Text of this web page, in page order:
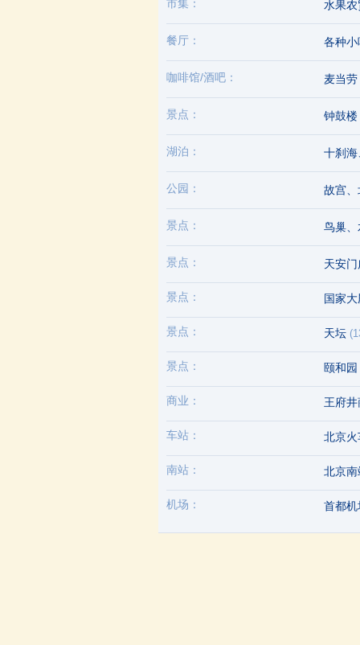
市集： 水果
餐厅： 各种
咖啡馆/酒吧： 麦当劳
景点： 钟鼓楼
湖泊： 十刹
公园： 故宫
景点： 鸟巢
景点： 天安
景点： 国家
景点： 天坛
景点： 颐和园
商业： 王府
车站： 北京
南站： 北京
机场： 首都